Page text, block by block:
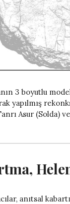
3 boyutlu
yapılmış
Asur (Solda)
anıtsal